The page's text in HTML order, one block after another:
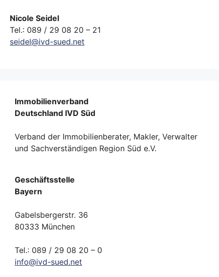
Nicole Seidel
Tel.: 089 / 29 08 20 – 21
seidel@ivd-sued.net
Immobilienverband
Deutschland IVD Süd
Verband der Immobilienberater, Makler, Verwalter
und Sachverständigen Region Süd e.V.
Geschäftsstelle
Bayern
Gabelsbergerstr. 36
80333 München
Tel.: 089 / 29 08 20 – 0
info@ivd-sued.net